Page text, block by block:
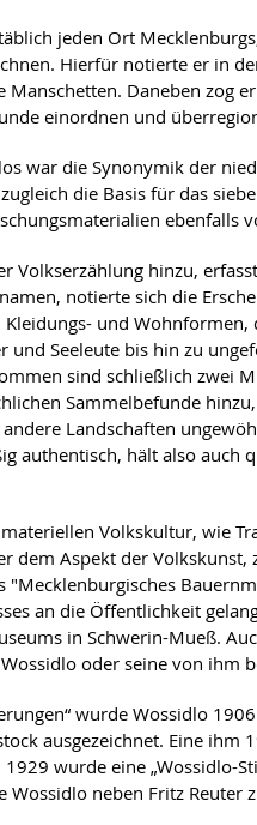
jeden Ort
Hierfür notierte er in
Daneben zog
einordnen und
war die Synonymik der
die Basis für das
ebenfalls
Volkserzählung hinzu,
notierte sich die
und
und Seeleute bis hin zu
sind schließlich zwei
Sammelbefunde
Landschaften
authentisch, hält also auch
Volkskultur, wie
dem Aspekt der Volkskunst,
an die Öffentlichkeit
in Schwerin-Mueß.
oder seine von ihm
wurde Wossidlo
ausgezeichnet. Eine ihm
wurde eine „Wossidlo-
neben Fritz Reuter